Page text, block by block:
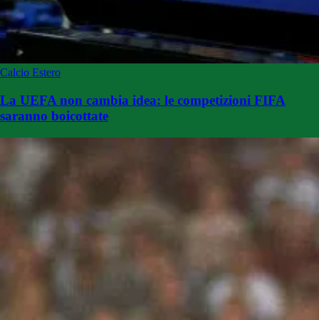
Calcio Estero
La UEFA non cambia idea: le competizioni FIFA
saranno boicottate